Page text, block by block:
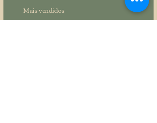
Mais vendidos